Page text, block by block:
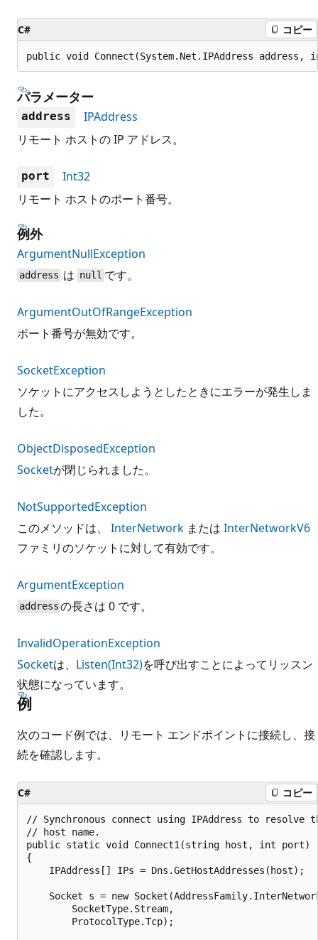
C# コピー
public void Connect(System.Net.IPAddress
パラメーター
address
IPAddress
リモート ホストの IP アドレス。
port
Int32
リモート ホストのポート番号。
例外
ArgumentNullException
address は null です。
ArgumentOutOfRangeException
ポート番号が無効です。
SocketException
ソケットにアクセスしようとしたときにエラーが発生しま
した。
ObjectDisposedException
Socketが閉じられました。
NotSupportedException
このメソッドは、 InterNetwork または InterNetworkV6
ファミリのソケットに対して有効です。
ArgumentException
address の長さは 0 です。
InvalidOperationException
Socketは、 Listen(Int32)を呼び出すことによってリッスン
状態になっています。
例
次のコード例では、リモート エンドポイントに接続し、接
続を確認します。
C# コピー
// Synchronous connect using IPAddress to resolve
// host name.
public static void Connect1(string host, int port)
{
    IPAddress[] IPs = Dns.GetHostAddresses(host);
Socket s = new
        SocketType.Stream,
        ProtocolType.Tcp);